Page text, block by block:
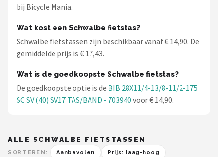
bij Bicycle Mania.
Wat kost een Schwalbe fietstas?
Schwalbe fietstassen zijn beschikbaar vanaf € 14,90. De
gemiddelde prijs is € 17,43.
Wat is de goedkoopste Schwalbe fietstas?
De goedkoopste optie is de BIB 28X11/4-13/8-11/2-175
SC SV (40) SV17 TAS/BAND - 703940 voor € 14,90.
ALLE SCHWALBE FIETSTASSEN
SORTEREN: Aanbevolen Prijs: laag-hoog